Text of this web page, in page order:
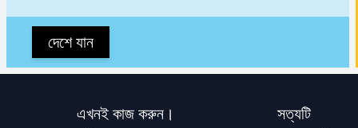
দেশে যান
এখনই কাজ করুন। সত্যটি